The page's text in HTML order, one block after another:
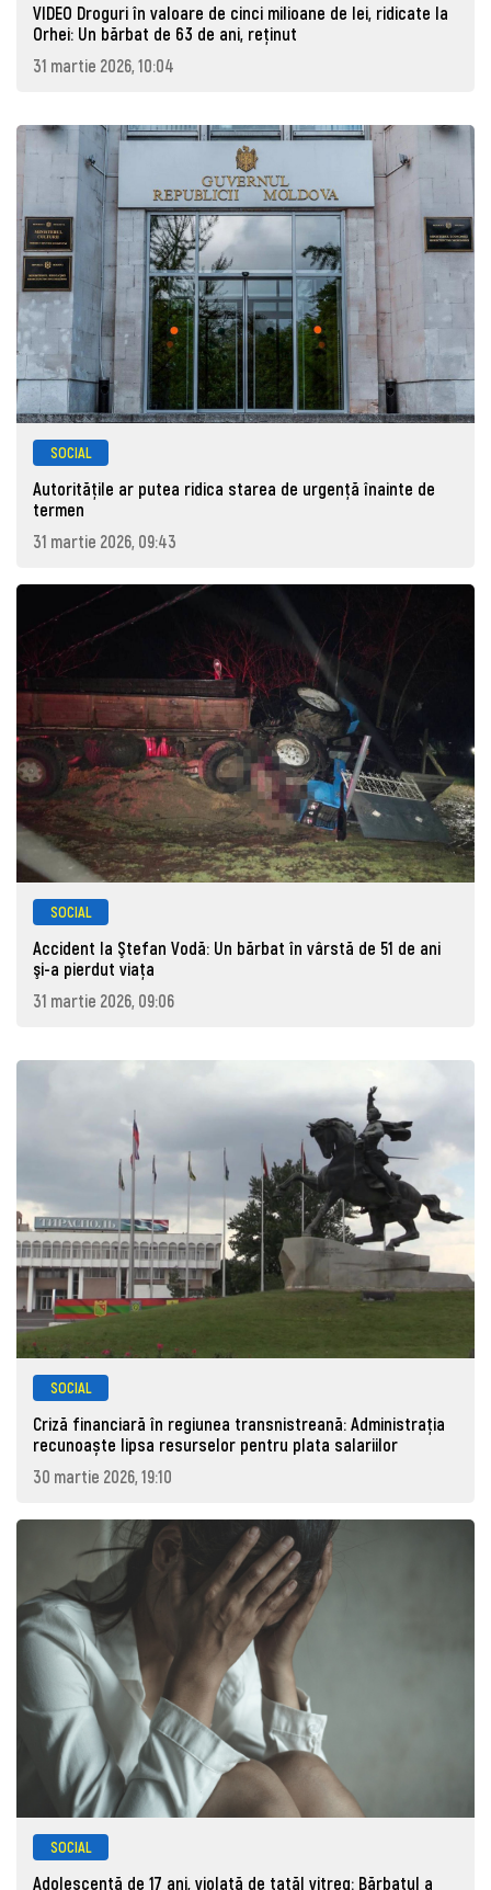
VIDEO Droguri în valoare de cinci milioane de lei, ridicate la
Orhei: Un bărbat de 63 de ani, reţinut
31 martie 2026, 10:04
SOCIAL
Autoritățile ar putea ridica starea de urgență înainte de
termen
31 martie 2026, 09:43
SOCIAL
Accident la Ştefan Vodă: Un bărbat în vârstă de 51 de ani
şi-a pierdut viaţa
31 martie 2026, 09:06
SOCIAL
Criză financiară în regiunea transnistreană: Administrația
recunoaște lipsa resurselor pentru plata salariilor
30 martie 2026, 19:10
SOCIAL
Adolescentă de 17 ani, violată de tatăl vitreg: Bărbatul a